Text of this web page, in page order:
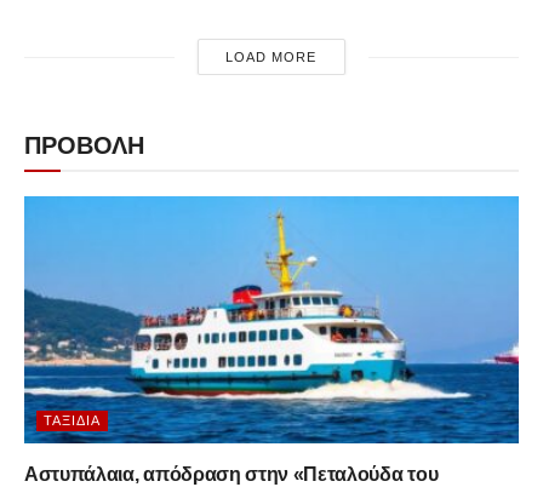
LOAD MORE
ΠΡΟΒΟΛΗ
ΤΑΞΊΔΙΑ
Αστυπάλαια, απόδραση στην «Πεταλούδα του